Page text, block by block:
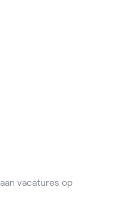
vacatures op